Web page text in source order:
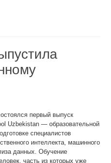
первый выпуск
Uzbekistan — образовательной
специалистов
интеллекта, машинного
данных. Обучение
часть из которых уже